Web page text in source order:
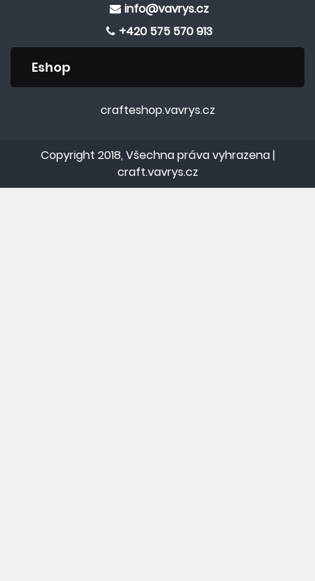
info@vavrys.cz
+420 575 570 913
Eshop
crafteshop.vavrys.cz
Copyright 2018, Všechna práva vyhrazena |
craft.vavrys.cz